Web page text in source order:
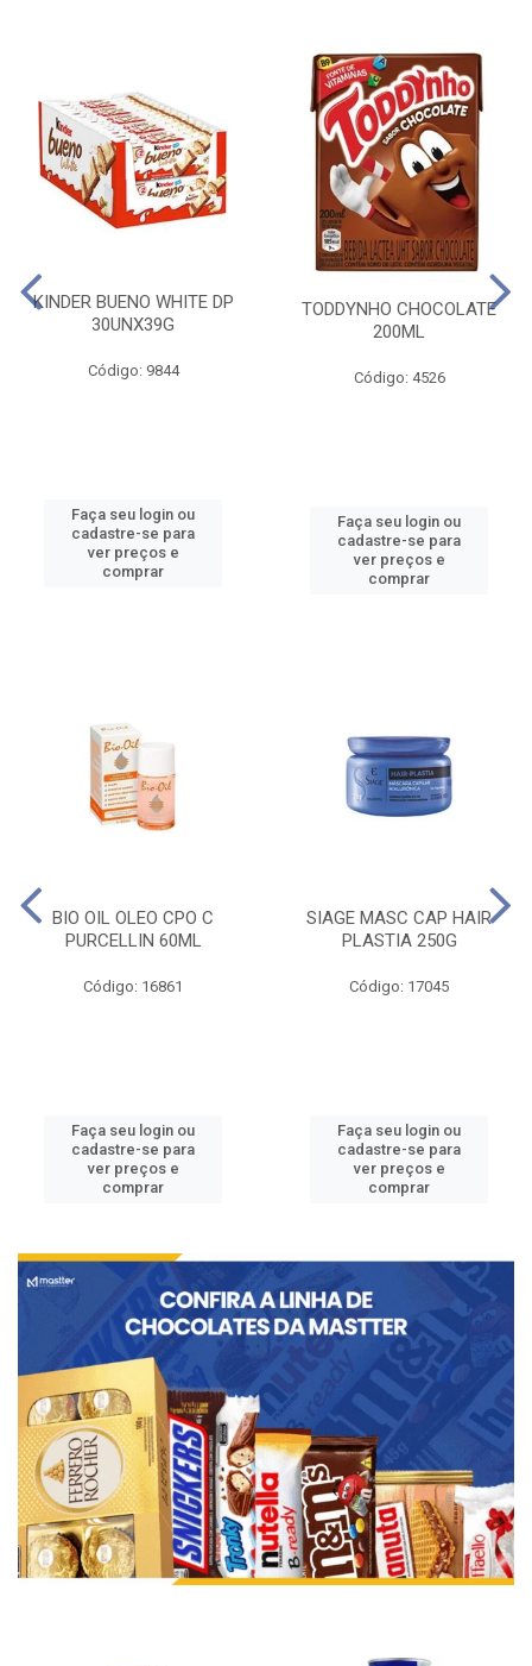
KINDER BUENO WHITE DP
30UNX39G
Código: 9844
Faça seu login ou
cadastre-se para
ver preços e
comprar
TODDYNHO CHOCOLATE
200ML
Código: 4526
Faça seu login ou
cadastre-se para
ver preços e
comprar
BIO OIL OLEO CPO C
PURCELLIN 60ML
Código: 16861
Faça seu login ou
cadastre-se para
ver preços e
comprar
SIAGE MASC CAP HAIR
PLASTIA 250G
Código: 17045
Faça seu login ou
cadastre-se para
ver preços e
comprar